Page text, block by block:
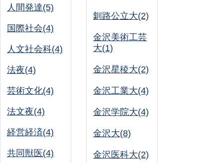
人間発達(5)
国際社会(4)
人文社会科(4)
法夜(4)
芸術文化(4)
法文夜(4)
経営経済(4)
共同獣医(4)
釧路公立大(2)
金沢美術工芸
大(1)
金沢星稜大(2)
金沢工業大(4)
金沢学院大(4)
金沢大(8)
金沢医科大(2)